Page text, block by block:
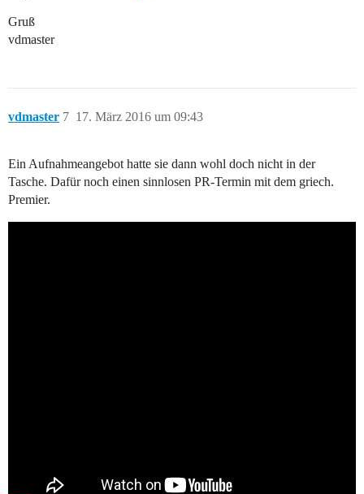
Gruß
vdmaster
vdmaster 17. März 2016 um 09:43
7
Ein Aufnahmeangebot hatte sie dann wohl doch nicht in der
Tasche. Dafür noch einen sinnlosen PR-Termin mit dem griech.
Premier.